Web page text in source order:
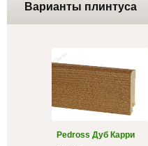
Варианты плинтуса
Pedross Дуб Карри